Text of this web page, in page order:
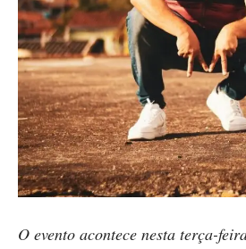
O evento acontece nesta terça-